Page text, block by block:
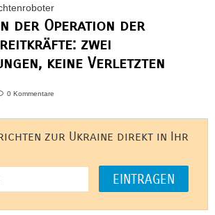
der Operation der
zwei
keine Verletzten
0 Kommentare
zur Ukraine direkt in Ihr